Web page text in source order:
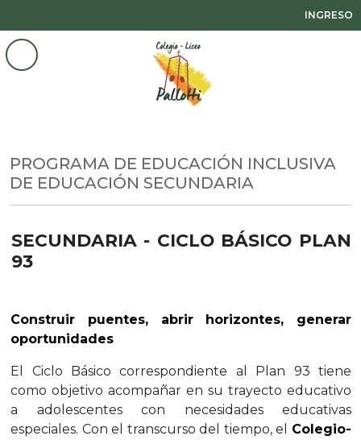
INGRESO
PROGRAMA DE EDUCACIÓN INCLUSIVA
DE EDUCACIÓN SECUNDARIA
SECUNDARIA - CICLO BÁSICO PLAN
93
Construir puentes, abrir horizontes, generar
oportunidades
El Ciclo Básico correspondiente al Plan 93 tiene
como objetivo acompañar en su trayecto educativo
a adolescentes con necesidades educativas
especiales. Con el transcurso del tiempo, el Colegio-